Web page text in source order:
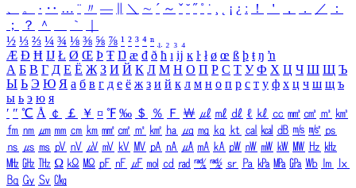
、
。 · ‥ … ¨ 〃 ― ＼ ∼ ´ ～ ˇ ˘ ˝ ˚ ˙ ¸ ¡ ¿ ː ！ ＇ ， ． ／
：
；
？ ＾ ｀
½ ⅓ ⅔ ¼ ¾ ⅛ ⅜ ⅝ ⅞ ¹ ² ³ ⁴ ⁿ ₁ ₂ ₃ ₄
Æ Ð Ħ Ĳ Ł Ø Œ Þ Ŧ Ŋ æ đ ð ħ ı ĳ ĸ ŀ ł ø œ ß þ ŧ ŋ ŉ
А Б В Г Д Е Ё Ж З И Й К Л М Н О П Р С Т У Ф Х Ц Ч Ш Щ Ъ
Ы Ь Э Ю Я а б в г д е ё ж з и й к л м н о п р с т у ф х ц ч ш щ ъ
ы ь э ю я
′ ″ ℃ Å ￠ ￡ ￥ ¤ ℉ ‰ ＄ ％ Ｆ ￦ ㎕ ㎖ ㎗ ℓ ㎘ ㏄ ㎣ ㎤ ㎥ ㎦
㎙ ㎚ ㎛ ㎜ ㎝ ㎞ ㎟ ㎠ ㎡ ㎢ ㏊ ㎍ ㎎ ㎏ ㏏ ㎈ ㎉ ㏈ ㎧ ㎨ ㎰
㎱ ㎲ ㎳ ㎴ ㎵ ㎶ ㎷ ㎸ ㎹ ㎀ ㎁ ㎂ ㎃ ㎄ ㎺ ㎻ ㎽ ㎾ ㎿ ㎐ ㎑
㎒ ㎓ ㎔ Ω ㏀ ㏁ ㎊ ㎋ ㎌ ㏖ ㏅ ㎭ ㎮ ㎯ ㏛ ㎩ ㎪ ㎫ ㎬ ㏝ ㏐
㏓
㏃ ㏉ ㏜ ㏆